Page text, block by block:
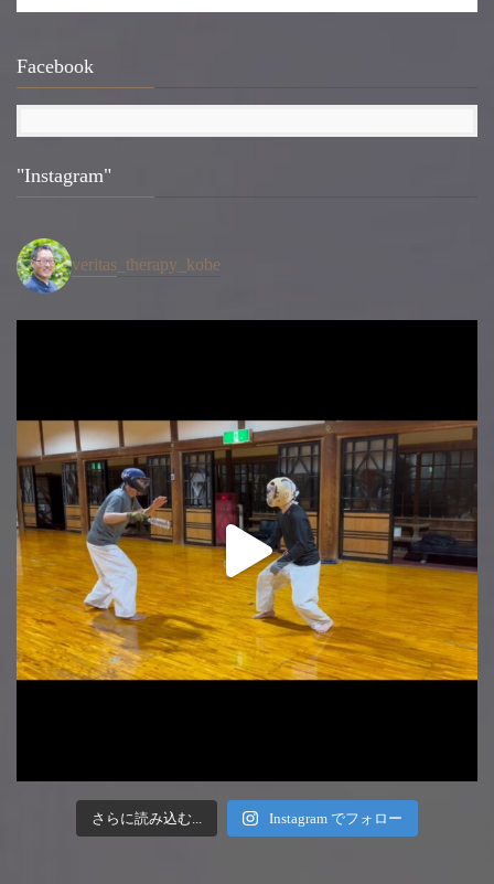
Facebook
"Instagram"
veritas_therapy_kobe
さらに読み込む... Instagram でフォロー